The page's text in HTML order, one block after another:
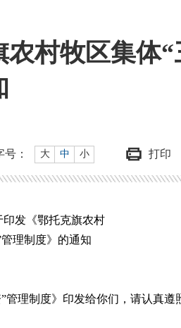
村牧区集体
号： 大 中 小 打印
发《鄂托克旗农村
理制度》的通知
理制度》印发给你们，请认真遵